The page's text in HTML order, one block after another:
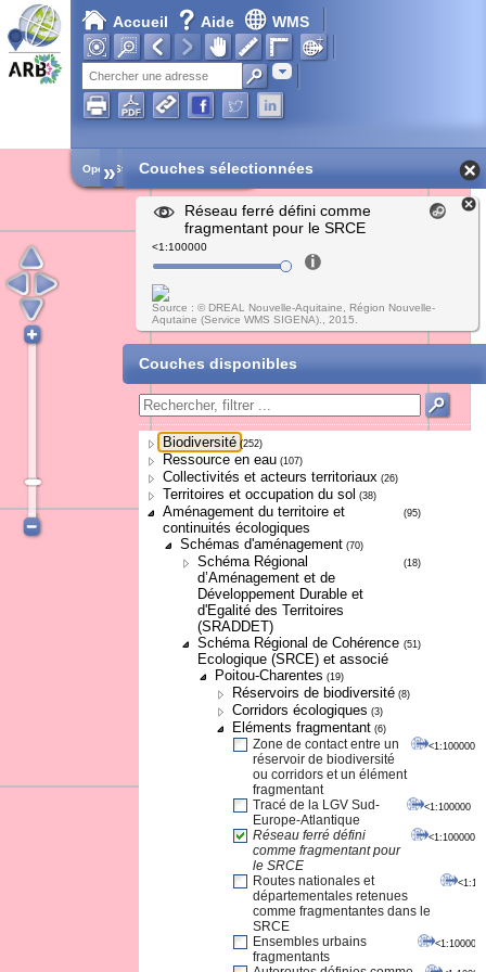
Accueil Aide WMS
Adresse
Open Street Map
» Couches sélectionnées
Réseau ferré défini comme
fragmentant pour le SRCE
<1:100000
Source : © DREAL Nouvelle-Aquitaine, Région Nouvelle-
Aqutaine (Service WMS SIGENA)., 2015.
Couches disponibles
Biodiversité (252)
Ressource en eau (107)
Collectivités et acteurs territoriaux (26)
Territoires et occupation du sol (38)
Aménagement du territoire et
continuités écologiques
(95)
Schémas d'aménagement (70)
Schéma Régional
d’Aménagement et de
Développement Durable et
d'Egalité des Territoires
(SRADDET)
(18)
Schéma Régional de Cohérence
Ecologique (SRCE) et associé
(51)
Poitou-Charentes (19)
Réservoirs de biodiversité (8)
Corridors écologiques (3)
Eléments fragmentant (6)
Zone de contact entre un
réservoir de biodiversité
ou corridors et un élément
fragmentant
<1:100000
Tracé de la LGV Sud-
Europe-Atlantique
<1:100000
Réseau ferré défini
comme fragmentant pour
le SRCE
<1:100000
Routes nationales et
départementales retenues
comme fragmentantes dans le
SRCE
Ensembles urbains
fragmentants
<1:100000